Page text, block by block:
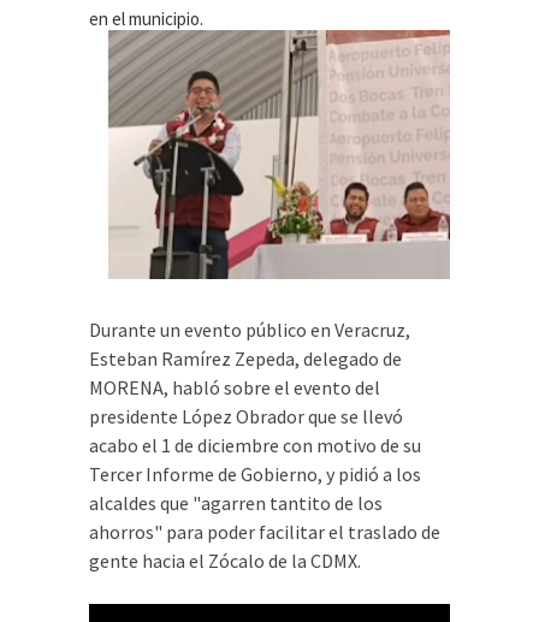
en el municipio.
Durante un evento público en Veracruz,
Esteban Ramírez Zepeda, delegado de
MORENA, habló sobre el evento del
presidente López Obrador que se llevó
acabo el 1 de diciembre con motivo de su
Tercer Informe de Gobierno, y pidió a los
alcaldes que "agarren tantito de los
ahorros" para poder facilitar el traslado de
gente hacia el Zócalo de la CDMX.